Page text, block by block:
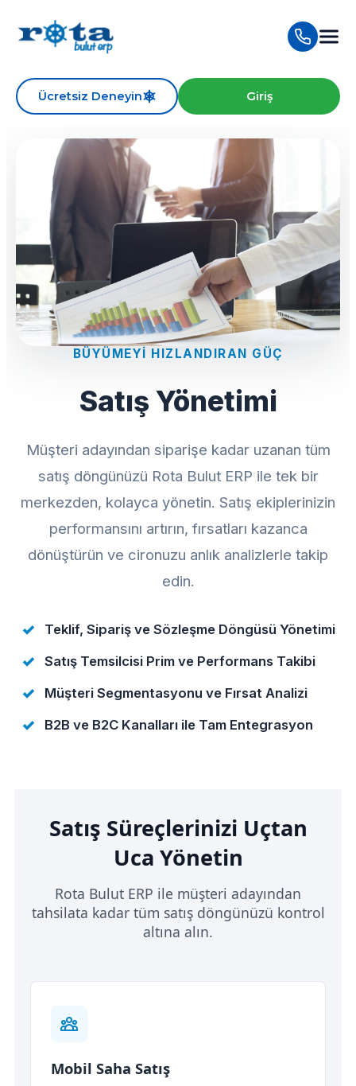
Ücretsiz Deneyin Giriş
BÜYÜMEYI HIZLANDIRAN GÜÇ
Satış Yönetimi
Müşteri adayından siparişe kadar uzanan tüm
satış döngünüzü Rota Bulut ERP ile tek bir
merkezden, kolayca yönetin. Satış ekiplerinizin
performansını artırın, fırsatları kazanca
dönüştürün ve cironuzu anlık analizlerle takip
edin.
Teklif, Sipariş ve Sözleşme Döngüsü Yönetimi
Satış Temsilcisi Prim ve Performans Takibi
Müşteri Segmentasyonu ve Fırsat Analizi
B2B ve B2C Kanalları ile Tam Entegrasyon
Satış Süreçlerinizi Uçtan
Uca Yönetin
Rota Bulut ERP ile müşteri adayından
tahsilata kadar tüm satış döngünüzü kontrol
altına alın.
Mobil Saha Satış